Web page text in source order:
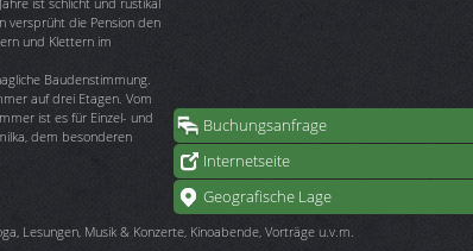
Buchungsanfrage
Internetseite
Geografische Lage
versprüht die Pension den
und Klettern im
Baudenstimmung.
auf drei Etagen. Vom
ist es für Einzel- und
dem besonderen
Lesungen, Musik & Konzerte, Kinoabende, Vorträge u.v.m.